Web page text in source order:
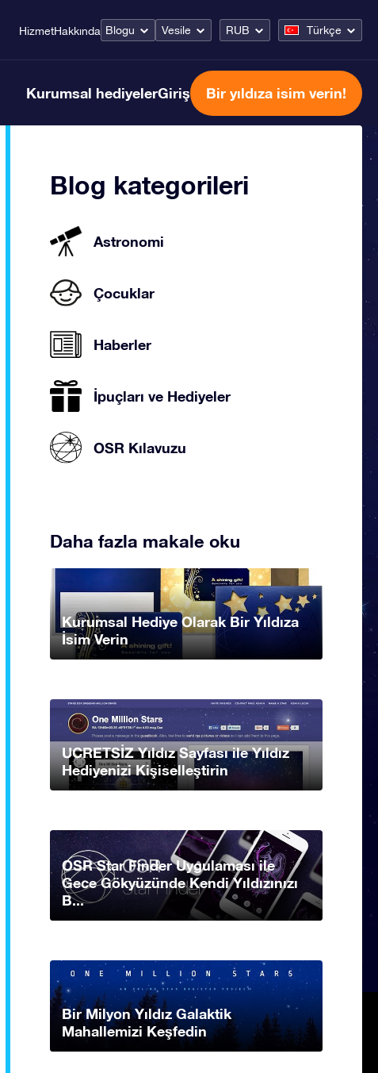
HizmetHakkında Blogu Vesile RUB Türkçe
Kurumsal hediyelerGiriş Bir yıldıza isim verin!
Blog kategorileri
Astronomi
Çocuklar
Haberler
İpuçları ve Hediyeler
OSR Kılavuzu
Daha fazla makale oku
Kurumsal Hediye Olarak Bir Yıldıza
İsim Verin
UCRETSİZ Yıldız Sayfası ile Yıldız
Hediyenizi Kişiselleştirin
OSR Star Finder Uygulaması ile
Gece Gökyüzünde Kendi Yıldızınızı
B...
Bir Milyon Yıldız Galaktik
Mahallemizi Keşfedin